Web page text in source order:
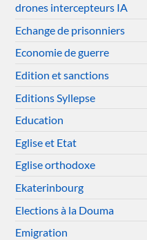
drones intercepteurs IA
Echange de prisonniers
Economie de guerre
Edition et sanctions
Editions Syllepse
Education
Eglise et Etat
Eglise orthodoxe
Ekaterinbourg
Elections à la Douma
Emigration